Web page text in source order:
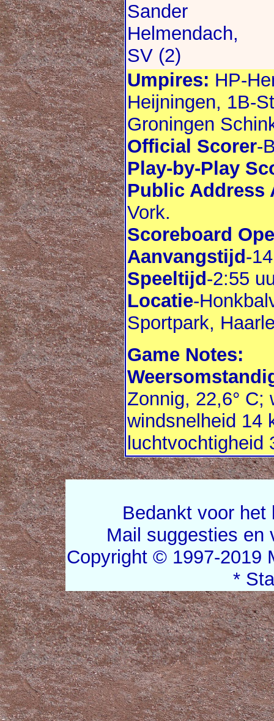
Sander
Helmendach,
SV (2)
Umpires: HP-
Heijningen, 1B-
Groningen
Official Scorer-
Play-by-Play
Public Address
Vork.
Scoreboard
Aanvangstijd-
Speeltijd-2:55
Locatie-
Sportpark,
Game Notes:
Zonnig, 22,6° C;
windsnelheid 14
luchtvochtigheid
Bedankt voor
Mail suggesties en
Copyright © 1997-2019
*